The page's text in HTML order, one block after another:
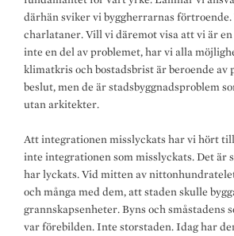
därhän sviker vi byggherrarnas
charlataner. Vill vi däremot visa att vi är en
inte en del av problemet, har vi alla
klimatkris och bostadsbrist är beroende av
beslut, men de är stadsbyggnadsproblem
utan arkitekter.
Att integrationen misslyckats har vi hört
inte integrationen som misslyckats. Det är
har lyckats. Vid mitten av
och många med dem, att staden skulle
grannskapsenheter. Byns och småstadens
var förebilden. Inte storstaden. Idag har